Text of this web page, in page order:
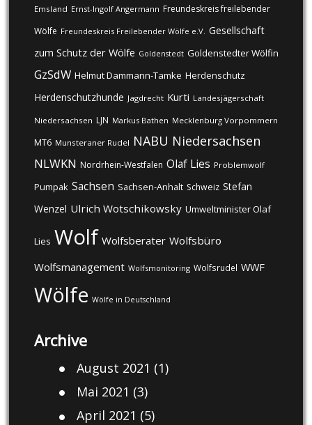
Emsland Ernst-Ingolf Angermann Freundeskreis freilebender
Wölfe Freundeskreis Freilebender Wölfe e.V. Gesellschaft
zum Schutz der Wölfe Goldenstedt Goldenstedter Wölfin
GzSdW Helmut Dammann-Tamke Herdenschutz
Herdenschutzhunde Jagdrecht Kurti Landesjägerschaft
Niedersachsen LJN Markus Bathen Mecklenburg Vorpommern
MT6 Munsteraner Rudel NABU Niedersachsen
NLWKN Nordrhein-Westfalen Olaf Lies Problemwolf
Pumpak Sachsen Sachsen-Anhalt Schweiz Stefan
Wenzel Ulrich Wotschikowsky Umweltminister Olaf
Lies Wolf Wolfsberater Wolfsbüro
Wolfsmanagement Wolfsmonitoring Wolfsrudel WWF
Wölfe Wölfe in Deutschland
Archive
August 2021 (1)
Mai 2021 (3)
April 2021 (5)